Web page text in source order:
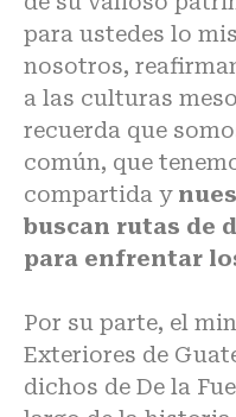
para ustedes lo
nosotros,
a las culturas
recuerda que
común, que
compartida y
buscan rutas de
para enfrentar
Por su parte, el
Exteriores de
dichos de De la